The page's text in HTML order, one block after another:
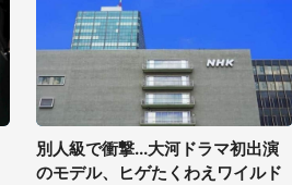
別人級で衝撃...大河ドラマ初出演
のモデル、ヒゲたくわえワイルド